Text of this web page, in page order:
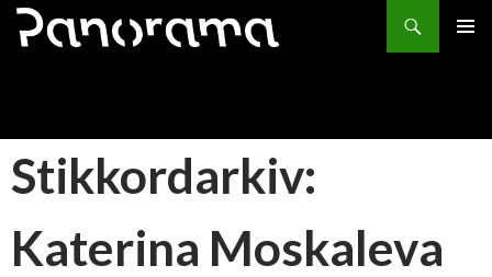
Søk
HOPP
Stikkordarkiv:
Katerina Moskaleva